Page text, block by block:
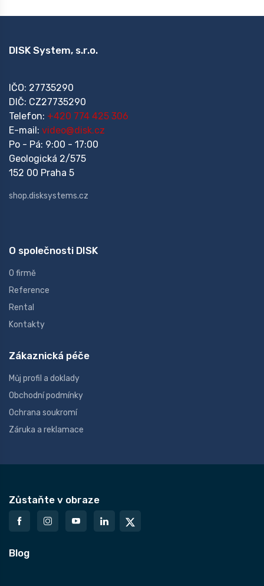
DISK System, s.r.o.
IČO: 27735290
DIČ: CZ27735290
Telefon: +420 774 425 306
E-mail: video@disk.cz
Po - Pá: 9:00 - 17:00
Geologická 2/575
152 00 Praha 5
shop.disksystems.cz
O společnosti DISK
O firmě
Reference
Rental
Kontakty
Zákaznická péče
Můj profil a doklady
Obchodní podmínky
Ochrana soukromí
Záruka a reklamace
Zůstaňte v obraze
Blog